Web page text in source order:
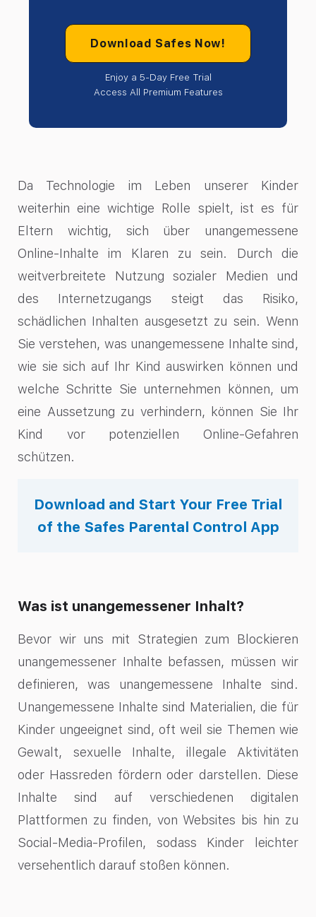
Download Safes Now!
Enjoy a 5-Day Free Trial
Access All Premium Features
Da Technologie im Leben unserer Kinder
weiterhin eine wichtige Rolle spielt, ist es für
Eltern wichtig, sich über unangemessene
Online-Inhalte im Klaren zu sein. Durch die
weitverbreitete Nutzung sozialer Medien und
des Internetzugangs steigt das Risiko,
schädlichen Inhalten ausgesetzt zu sein. Wenn
Sie verstehen, was unangemessene Inhalte sind,
wie sie sich auf Ihr Kind auswirken können und
welche Schritte Sie unternehmen können, um
eine Aussetzung zu verhindern, können Sie Ihr
Kind vor potenziellen Online-Gefahren
schützen.
Download and Start Your Free Trial
of the Safes Parental Control App
Was ist unangemessener Inhalt?
Bevor wir uns mit Strategien zum Blockieren
unangemessener Inhalte befassen, müssen wir
definieren, was unangemessene Inhalte sind.
Unangemessene Inhalte sind Materialien, die für
Kinder ungeeignet sind, oft weil sie Themen wie
Gewalt, sexuelle Inhalte, illegale Aktivitäten
oder Hassreden fördern oder darstellen. Diese
Inhalte sind auf verschiedenen digitalen
Plattformen zu finden, von Websites bis hin zu
Social-Media-Profilen, sodass Kinder leichter
versehentlich darauf stoßen können.